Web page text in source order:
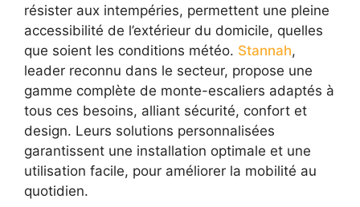
résister aux intempéries, permettent une pleine
accessibilité de l’extérieur du domicile, quelles
que soient les conditions météo. Stannah,
leader reconnu dans le secteur, propose une
gamme complète de monte-escaliers adaptés à
tous ces besoins, alliant sécurité, confort et
design. Leurs solutions personnalisées
garantissent une installation optimale et une
utilisation facile, pour améliorer la mobilité au
quotidien.